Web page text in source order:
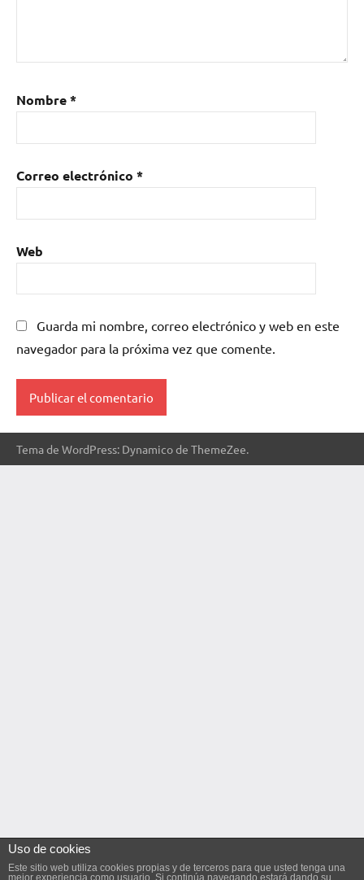
Nombre*
Correo electrónico *
Web
Guarda mi nombre, correo electrónico y web en este
navegador para la próxima vez que comente.
Tema de WordPress: Dynamico de ThemeZee.
Uso de cookies
Este sitio web utiliza cookies propias y de terceros para que usted tenga una
mejor experiencia como usuario. Si continúa navegando estará dando su